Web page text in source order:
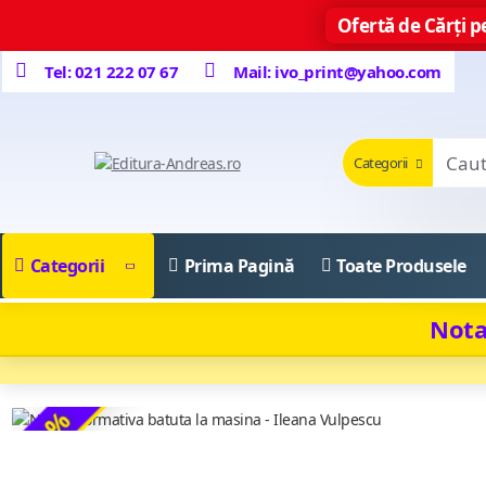
Ofertă de Cărți
Tel: 021 222 07 67 Mail: ivo_print@yahoo.com
Categorii
Categorii Prima Pagină Toate Produsele
-14 %